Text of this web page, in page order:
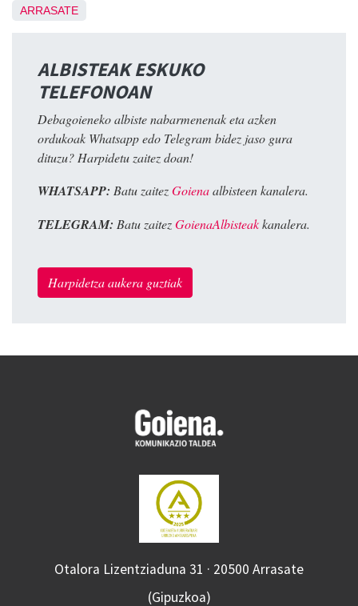
ARRASATE
ALBISTEAK ESKUKO
TELEFONOAN
Debagoieneko albiste nabarmenenak eta azken
ordukoak Whatsapp edo Telegram bidez jaso gura
dituzu? Harpidetu zaitez doan!
WHATSAPP: Batu zaitezGoienaalbisteen kanalera.
TELEGRAM: Batu zaitezGoienaAlbisteakkanalera.
Harpidetza aukera guztiak
Otalora Lizentziaduna 31 · 20500 Arrasate
(Gipuzkoa)